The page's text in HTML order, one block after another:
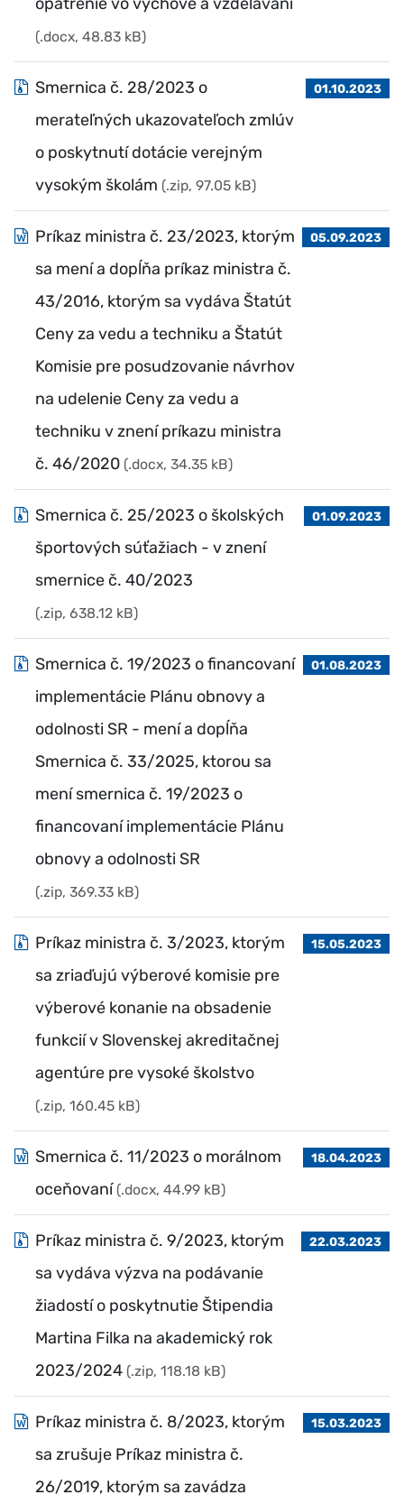
(.docx, 48.83 kB)
Smernica č. 28/2023 o
merateľných ukazovateľoch zmlúv
o poskytnutí dotácie verejným
vysokým školám (.zip, 97.05 kB)
01.10.2023
Príkaz ministra č. 23/2023, ktorým
sa mení a dopĺňa príkaz ministra č.
43/2016, ktorým sa vydáva Štatút
Ceny za vedu a techniku a Štatút
Komisie pre posudzovanie návrhov
na udelenie Ceny za vedu a
techniku v znení príkazu ministra
č. 46/2020 (.docx, 34.35 kB)
05.09.2023
Smernica č. 25/2023 o školských
športových súťažiach - v znení
smernice č. 40/2023
(.zip, 638.12 kB)
01.09.2023
Smernica č. 19/2023 o financovaní
implementácie Plánu obnovy a
odolnosti SR - mení a dopĺňa
Smernica č. 33/2025, ktorou sa
mení smernica č. 19/2023 o
financovaní implementácie Plánu
obnovy a odolnosti SR
(.zip, 369.33 kB)
01.08.2023
Príkaz ministra č. 3/2023, ktorým
sa zriaďujú výberové komisie pre
výberové konanie na obsadenie
funkcií v Slovenskej akreditačnej
agentúre pre vysoké školstvo
(.zip, 160.45 kB)
15.05.2023
Smernica č. 11/2023 o morálnom
oceňovaní (.docx, 44.99 kB)
18.04.2023
Príkaz ministra č. 9/2023, ktorým
sa vydáva výzva na podávanie
žiadostí o poskytnutie Štipendia
Martina Filka na akademický rok
2023/2024 (.zip, 118.18 kB)
22.03.2023
Príkaz ministra č. 8/2023, ktorým
sa zrušuje Príkaz ministra č.
26/2019, ktorým sa zavádza
15.03.2023